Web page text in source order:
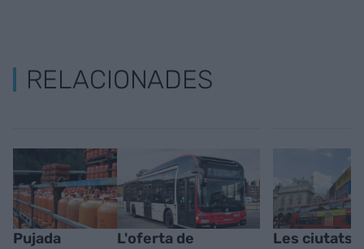
RELACIONADES
Pujada
L'oferta de
Les ciutats